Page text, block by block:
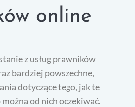
online
z usług prawników
bardziej powszechne,
dotyczące tego, jak te
można od nich oczekiwać.